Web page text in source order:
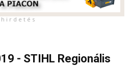
h i r d e t é s
- STIHL Regionális